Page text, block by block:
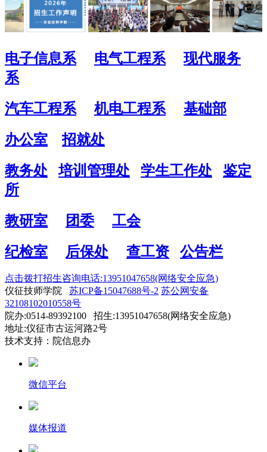
电子信息系 电气工程系
现代服务
系
汽车工程系
机电工程系
基础部
办公室
招就处
教务处
培训管理处 学生工作处
鉴定
所
教研室
团委
工会
纪检室
后保处 查工资 公告栏
点击拨打招生咨询电话:13951047658(网络安全应急)
仪征技师学院 苏ICP备15047688号-2 苏公网安备
32108102010558号
院办:0514-89392100 招生:13951047658(网络安全应急)
地址:仪征市古运河路2号
技术支持：院信息办
微信平台
媒体报道